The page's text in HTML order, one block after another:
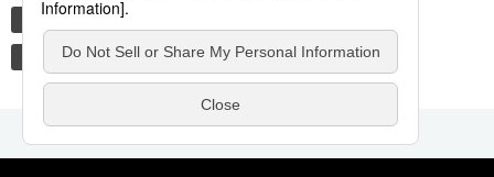
jiji press
b-1 гранпри